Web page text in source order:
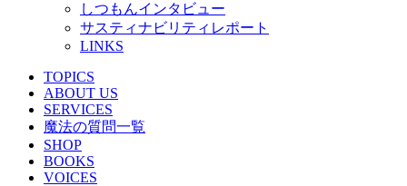
しつもんインタビュー
サスティナビリティレポート
LINKS
TOPICS
ABOUT US
SERVICES
魔法の質問一覧
SHOP
BOOKS
VOICES